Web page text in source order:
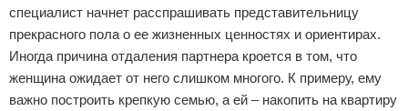
специалист начнет расспрашивать представительницу
прекрасного пола о ее жизненных ценностях и ориентирах.
Иногда причина отдаления партнера кроется в том, что
женщина ожидает от него слишком многого. К примеру, ему
важно построить крепкую семью, а ей – накопить на квартиру